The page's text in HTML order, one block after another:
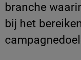
branche
bij het